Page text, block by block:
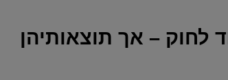
לחוק – אך תוצאותיהן